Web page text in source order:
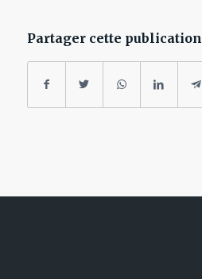
Partager cette publication